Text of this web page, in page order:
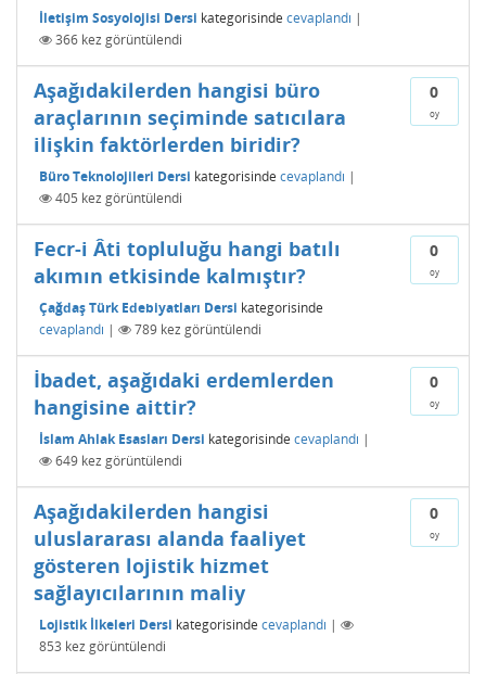
İletişim Sosyolojisi Dersi kategorisinde cevaplandı |
366 kez görüntülendi
0
oy
Aşağıdakilerden hangisi büro
araçlarının seçiminde satıcılara
ilişkin faktörlerden biridir?
Büro Teknolojileri Dersi kategorisinde cevaplandı |
405 kez görüntülendi
0
oy
Fecr-i Âti topluluğu hangi batılı
akımın etkisinde kalmıştır?
Çağdaş Türk Edebiyatları Dersi kategorisinde
cevaplandı | 789 kez görüntülendi
0
oy
İbadet, aşağıdaki erdemlerden
hangisine aittir?
İslam Ahlak Esasları Dersi kategorisinde cevaplandı |
649 kez görüntülendi
0
oy
Aşağıdakilerden hangisi
uluslararası alanda faaliyet
gösteren lojistik hizmet
sağlayıcılarının maliy
Lojistik İlkeleri Dersi kategorisinde cevaplandı |
853 kez görüntülendi